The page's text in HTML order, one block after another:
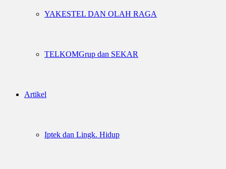
YAKESTEL DAN OLAH RAGA
TELKOMGrup dan SEKAR
Artikel
Iptek dan Lingk. Hidup